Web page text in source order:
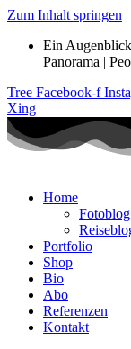
Zum Inhalt springen
Ein
Panorama |
Tree Facebook-f
Xing
Home
Fotoblog
Portfolio
Shop
Bio
Abo
Referenzen
Kontakt